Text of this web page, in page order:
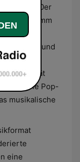
bis 1980er
sich das
Klassiker und
vier
Identität
sowie Pop-
musikalische
eine